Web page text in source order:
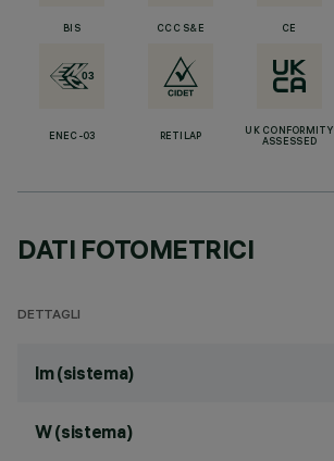
BIS CCC S&E CE
ENEC-03 RETILAP
UK CONFORMITY
ASSESSED
DATI FOTOMETRICI
DETTAGLI
lm (sistema)
W (sistema)